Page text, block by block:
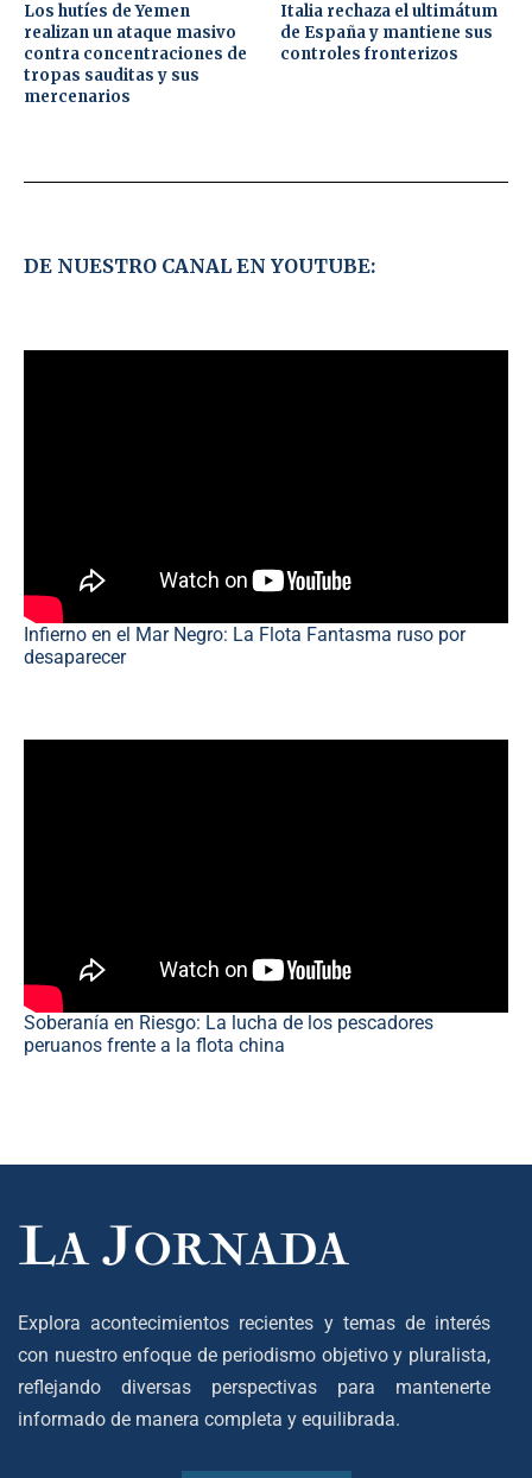
Los hutíes de Yemen
realizan un ataque masivo
contra concentraciones de
tropas sauditas y sus
mercenarios
Italia rechaza el ultimátum
de España y mantiene sus
controles fronterizos
DE NUESTRO CANAL EN YOUTUBE:
Infierno en el Mar Negro: La Flota Fantasma ruso por
desaparecer
Soberanía en Riesgo: La lucha de los pescadores
peruanos frente a la flota china
Explora acontecimientos recientes y temas de interés
con nuestro enfoque de periodismo objetivo y pluralista,
reflejando diversas perspectivas para mantenerte
informado de manera completa y equilibrada.